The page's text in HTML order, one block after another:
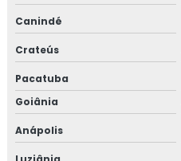
Canindé
Crateús
Pacatuba
Goiânia
Anápolis